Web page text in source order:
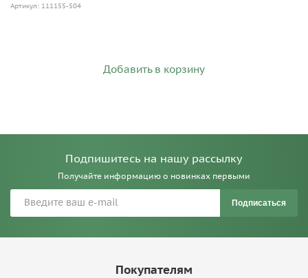
Артикул: 111155-504
Добавить в корзину
Подпишитесь на нашу рассылку
Получайте информацию о новинках первыми
Подписаться
Покупателям